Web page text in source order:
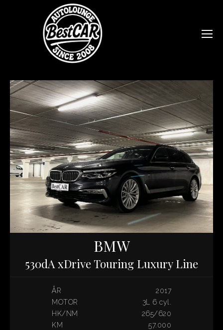
BMW
530dA xDrive Touring Luxury Line
ÅR
2017
MOTOR
3L 6 cyl.
HK/NM
265/620
KM
57.000